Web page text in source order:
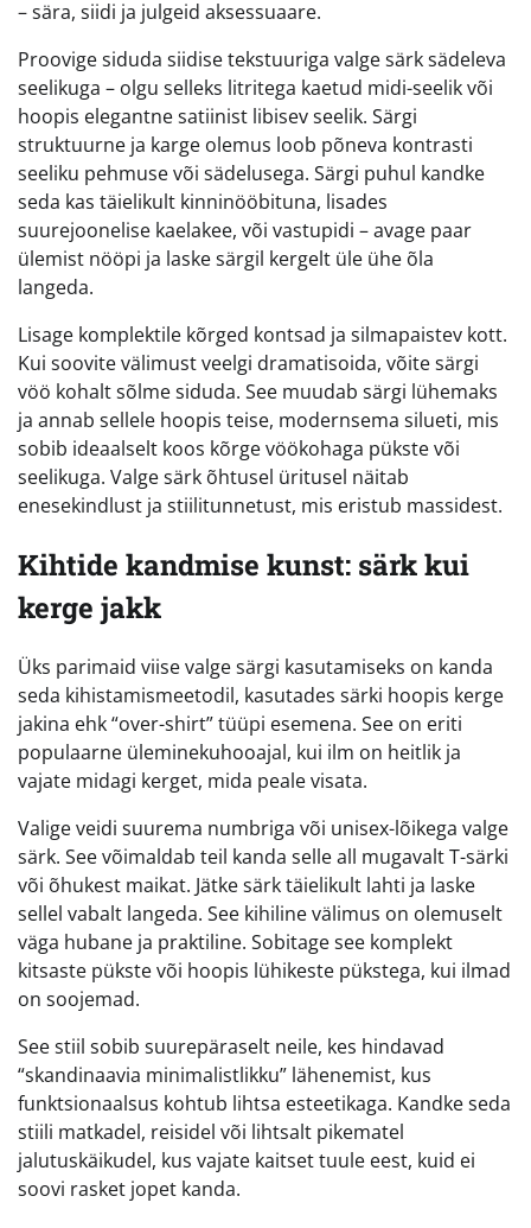
– sära, siidi ja julgeid aksessuaare.
Proovige siduda siidise tekstuuriga valge särk sädeleva
seelikuga – olgu selleks litritega kaetud midi-seelik või
hoopis elegantne satiinist libisev seelik. Särgi
struktuurne ja karge olemus loob põneva kontrasti
seeliku pehmuse või sädelusega. Särgi puhul kandke
seda kas täielikult kinninööbituna, lisades
suurejoonelise kaelakee, või vastupidi – avage paar
ülemist nööpi ja laske särgil kergelt üle ühe õla
langeda.
Lisage komplektile kõrged kontsad ja silmapaistev kott.
Kui soovite välimust veelgi dramatisoida, võite särgi
vöö kohalt sõlme siduda. See muudab särgi lühemaks
ja annab sellele hoopis teise, modernsema silueti, mis
sobib ideaalselt koos kõrge vöökohaga pükste või
seelikuga. Valge särk õhtusel üritusel näitab
enesekindlust ja stiilitunnetust, mis eristub massidest.
Kihtide kandmise kunst: särk kui
kerge jakk
Üks parimaid viise valge särgi kasutamiseks on kanda
seda kihistamismeetodil, kasutades särki hoopis kerge
jakina ehk “over-shirt” tüüpi esemena. See on eriti
populaarne üleminekuhooajal, kui ilm on heitlik ja
vajate midagi kerget, mida peale visata.
Valige veidi suurema numbriga või unisex-lõikega valge
särk. See võimaldab teil kanda selle all mugavalt T-särki
või õhukest maikat. Jätke särk täielikult lahti ja laske
sellel vabalt langeda. See kihiline välimus on olemuselt
väga hubane ja praktiline. Sobitage see komplekt
kitsaste pükste või hoopis lühikeste pükstega, kui ilmad
on soojemad.
See stiil sobib suurepäraselt neile, kes hindavad
“skandinaavia minimalistlikku” lähenemist, kus
funktsionaalsus kohtub lihtsa esteetikaga. Kandke seda
stiili matkadel, reisidel või lihtsalt pikematel
jalutuskäikudel, kus vajate kaitset tuule eest, kuid ei
soovi rasket jopet kanda.